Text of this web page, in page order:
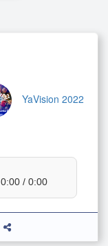
YaVision 2022
0:00 / 0:00